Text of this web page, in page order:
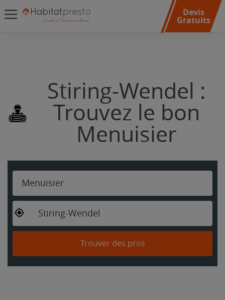
Devis
Gratuits
Stiring-Wendel :
Trouvez le bon
Menuisier
Menuisier
Stiring-Wendel
Trouver des pros